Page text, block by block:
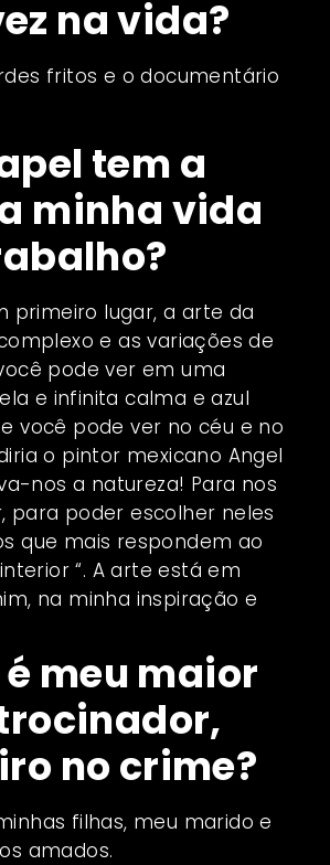
na vida?
fritos e o documentário
tem a
minha vida
primeiro lugar, a arte da
e as variações de
pode ver em uma
e infinita calma e azul
você pode ver no céu e no
o pintor mexicano Angel
nos a natureza! Para nos
para poder escolher neles
que mais respondem ao
“. A arte está em
na minha inspiração e
meu maior
no crime?
filhas, meu marido e
amados.